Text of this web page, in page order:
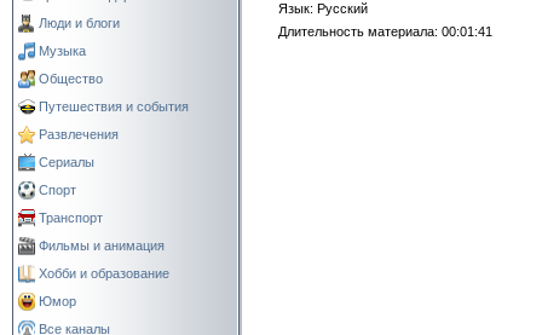
Люди и блоги
Музыка
Общество
Путешествия и события
Развлечения
Сериалы
Спорт
Транспорт
Фильмы и анимация
Хобби и образование
Юмор
Все каналы
Язык: Русский
Длительность материала: 00:01:41